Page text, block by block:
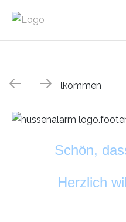
Schön,
Herzlich